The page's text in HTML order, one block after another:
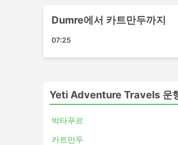
Yeti Adventure Travels
버스 여행의 가장 좋은 점 중 하나
스라고 할 수 있습니다. 이것은 짧
버스로 여행하면 호텔비를 절약할
항상 주행 거리와 버스 유형에 따
을 두 배로 절약할 수 있으므로 추
버스 여행 장단점
Dumre에서 카트만두까지
07:25
Yeti Adventure Travels 운
박타푸르
카트만두